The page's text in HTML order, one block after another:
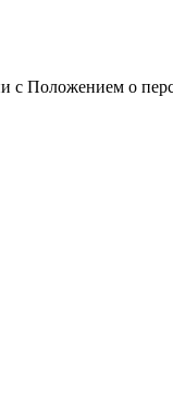
с Положением о